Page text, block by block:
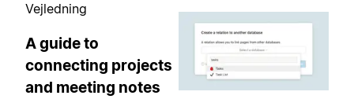
Vejledning
A guide to
connecting projects
and meeting notes